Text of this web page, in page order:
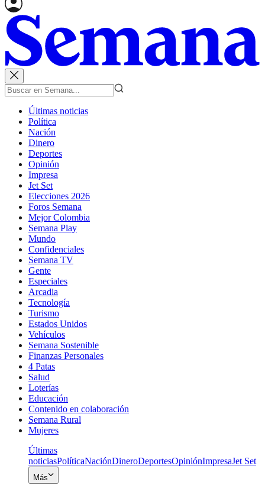
Últimas noticias
Política
Nación
Dinero
Deportes
Opinión
Impresa
Jet Set
Elecciones 2026
Foros Semana
Mejor Colombia
Semana Play
Mundo
Confidenciales
Semana TV
Gente
Especiales
Arcadia
Tecnología
Turismo
Estados Unidos
Vehículos
Semana Sostenible
Finanzas Personales
4 Patas
Salud
Loterías
Educación
Contenido en colaboración
Semana Rural
Mujeres
Últimas
noticiasPolíticaNaciónDineroDeportesOpiniónImpresaJet Set
Más